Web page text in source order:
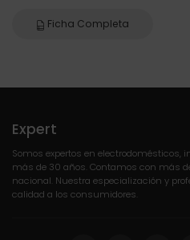
Ficha Completa
Expert
Somos expertos en electrodomésticos,
más de 30 años. Contamos con más
nacional. Nuestra especialización y
calidad a los consumidores.